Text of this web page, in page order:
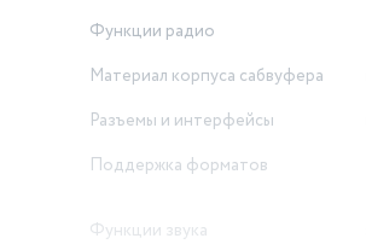
Функции радио
Материал корпуса сабвуфера
Разъемы и интерфейсы
Поддержка форматов
Функции звука